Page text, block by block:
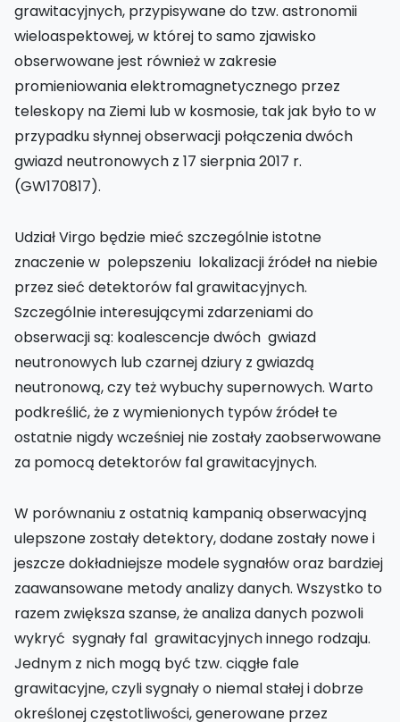
grawitacyjnych, przypisywane do tzw. astronomii
wieloaspektowej, w której to samo zjawisko
obserwowane jest również w zakresie
promieniowania elektromagnetycznego przez
teleskopy na Ziemi lub w kosmosie, tak jak było to w
przypadku słynnej obserwacji połączenia dwóch
gwiazd neutronowych z 17 sierpnia 2017 r.
(GW170817).
Udział Virgo będzie mieć szczególnie istotne
znaczenie w polepszeniu lokalizacji źródeł na niebie
przez sieć detektorów fal grawitacyjnych.
Szczególnie interesującymi zdarzeniami do
obserwacji są: koalescencje dwóch gwiazd
neutronowych lub czarnej dziury z gwiazdą
neutronową, czy też wybuchy supernowych. Warto
podkreślić, że z wymienionych typów źródeł te
ostatnie nigdy wcześniej nie zostały zaobserwowane
za pomocą detektorów fal grawitacyjnych.
W porównaniu z ostatnią kampanią obserwacyjną
ulepszone zostały detektory, dodane zostały nowe i
jeszcze dokładniejsze modele sygnałów oraz bardziej
zaawansowane metody analizy danych. Wszystko to
razem zwiększa szanse, że analiza danych pozwoli
wykryć sygnały fal grawitacyjnych innego rodzaju.
Jednym z nich mogą być tzw. ciągłe fale
grawitacyjne, czyli sygnały o niemal stałej i dobrze
określonej częstotliwości, generowane przez